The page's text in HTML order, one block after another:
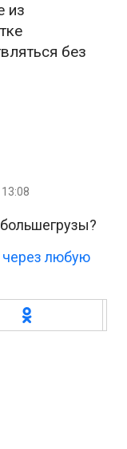
из
без
через любую